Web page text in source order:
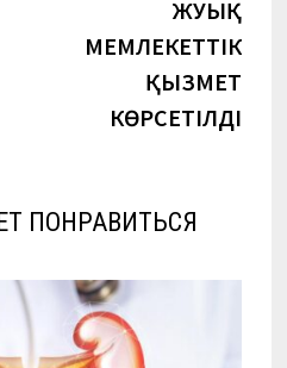
ЖУЫҚ
МЕМЛЕКЕТТІК
ҚЫЗМЕТ
КӨРСЕТІЛДІ
ПОНРАВИТЬСЯ